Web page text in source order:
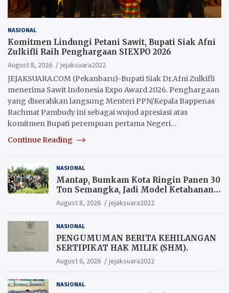
NASIONAL
Komitmen Lindungi Petani Sawit, Bupati Siak Afni
Zulkifli Raih Penghargaan SIEXPO 2026
August 8, 2026
jejaksuara2022
JEJAKSUARA.COM (Pekanbaru)-Bupati Siak Dr.Afni Zulkifli
menerima Sawit Indonesia Expo Award 2026. Penghargaan
yang diserahkan langsung Menteri PPN/Kepala Bappenas
Rachmat Pambudy ini sebagai wujud apresiasi atas
komitmen Bupati perempuan pertama Negeri…
Continue Reading
NASIONAL
Mantap, Bumkam Kota Ringin Panen 30
Ton Semangka, Jadi Model Ketahanan
Pangan Siak.
August 8, 2026 jejaksuara2022
NASIONAL
PENGUMUMAN BERITA KEHILANGAN
SERTIPIKAT HAK MILIK (SHM).
August 6, 2026 jejaksuara2022
NASIONAL